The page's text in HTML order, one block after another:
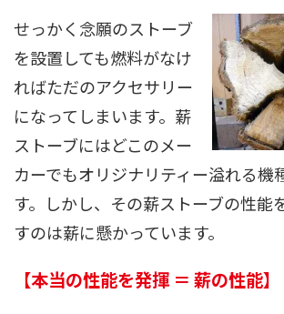
せっかく念願のストーブ
を設置しても燃料がなけ
ればただのアクセサリー
になってしまいます。薪
ストーブにはどこのメー
カーでもオリジナリティー溢れる機
す。しかし、その薪ストーブの性能
すのは薪に懸かっています。
【本当の性能を発揮 ＝ 薪の性能】